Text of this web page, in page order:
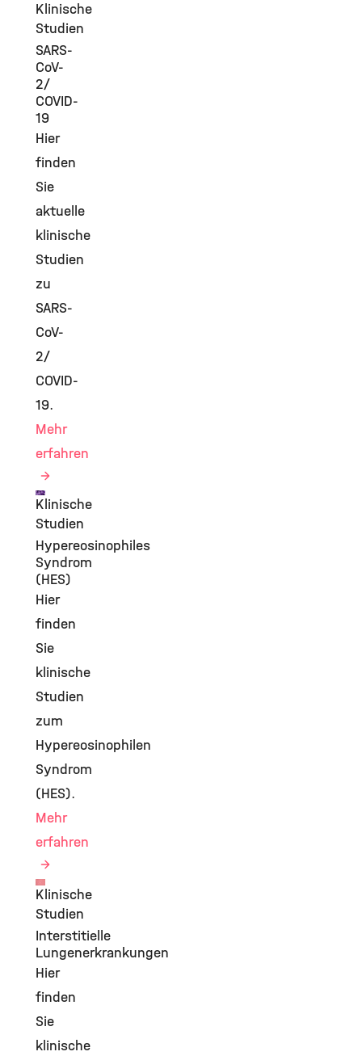
©
©
Klinische
Studien
SARS-
CoV-
2/
COVID-
19
Hier
finden
Sie
aktuelle
klinische
Studien
zu
SARS-
CoV-
2/
COVID-
19.
Mehr
erfahren
©
Klinische
Studien
Hypereosinophiles
Syndrom
(HES)
Hier
finden
Sie
klinische
Studien
zum
Hypereosinophilen
Syndrom
(HES).
Mehr
erfahren
Klinische
Studien
Interstitielle
Lungenerkrankungen
Hier
finden
Sie
klinische